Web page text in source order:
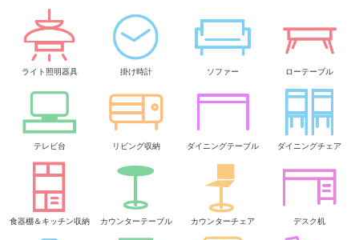
ライト照明器具 掛け時計 ソファー ローテーブル
テレビ台 リビング収納 ダイニングテーブル ダイニングチェア
食器棚＆キッチン収納 カウンターテーブル カウンターチェア デスク机